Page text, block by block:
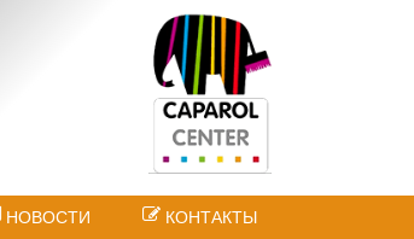
НОВОСТИ КОНТАКТЫ